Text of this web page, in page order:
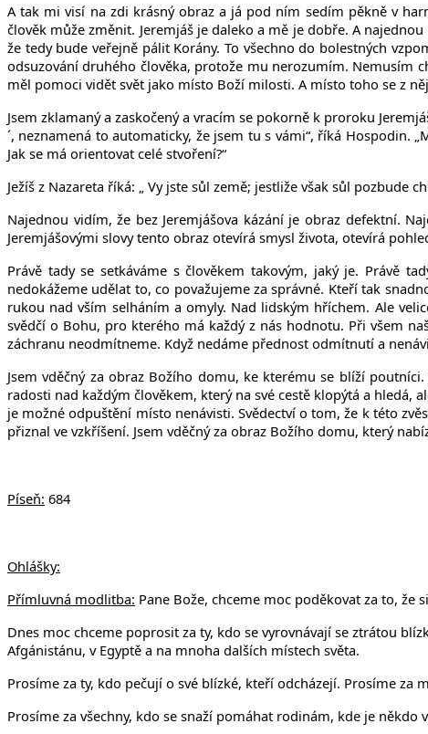
A tak mi visí na zdi krásný obraz a já pod ním sedím pěkně v
člověk může změnit. Jeremjáš je daleko a mě je dobře. A
že tedy bude veřejně pálit Korány. To všechno do bolestných
odsuzování druhého člověka, protože mu nerozumím. Nemusím
měl pomoci vidět svět jako místo Boží milosti. A místo toho se z
Jsem zklamaný a zaskočený a vracím se pokorně k proroku
´, neznamená to automaticky, že jsem tu s vámi“, říká Hospodin.
Jak se má orientovat celé stvoření?“
Ježíš z Nazareta říká: „ Vy jste sůl země; jestliže však sůl pozbude
Najednou vidím, že bez Jeremjášova kázání je obraz defektní.
Jeremjášovými slovy tento obraz otevírá smysl života, otevírá
Právě tady se setkáváme s člověkem takovým, jaký je. Právě
nedokážeme udělat to, co považujeme za správné. Kteří tak
rukou nad vším selháním a omyly. Nad lidským hříchem. Ale
svědčí o Bohu, pro kterého má každý z nás hodnotu. Při všem
záchranu neodmítneme. Když nedáme přednost odmítnutí a
Jsem vděčný za obraz Božího domu, ke kterému se blíží
radosti nad každým člověkem, který na své cestě klopýtá a
je možné odpuštění místo nenávisti. Svědectví o tom, že k této
přiznal ve vzkříšení. Jsem vděčný za obraz Božího domu, který
Píseň: 684
Ohlášky:
Přímluvná modlitba: Pane Bože, chceme moc poděkovat za to, že
Dnes moc chceme poprosit za ty, kdo se vyrovnávají se ztrátou
Afgánistánu, v Egyptě a na mnoha dalších místech světa.
Prosíme za ty, kdo pečují o své blízké, kteří odcházejí. Prosíme za
Prosíme za všechny, kdo se snaží pomáhat rodinám, kde je někdo